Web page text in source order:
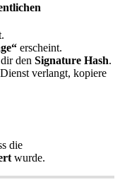
erscheint.
den Signature Hash.
verlangt, kopiere
die
wurde.